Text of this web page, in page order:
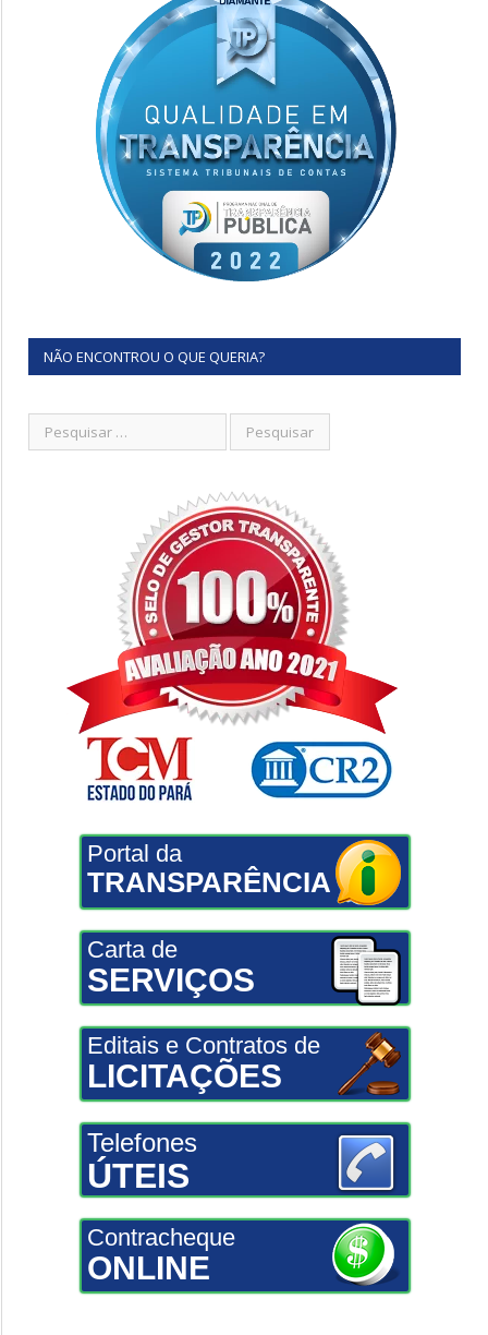
NÃO ENCONTROU O QUE QUERIA?
Portal da
TRANSPARÊNCIA
Carta de
SERVIÇOS
Editais e Contratos de
LICITAÇÕES
Telefones
ÚTEIS
Contracheque
ONLINE